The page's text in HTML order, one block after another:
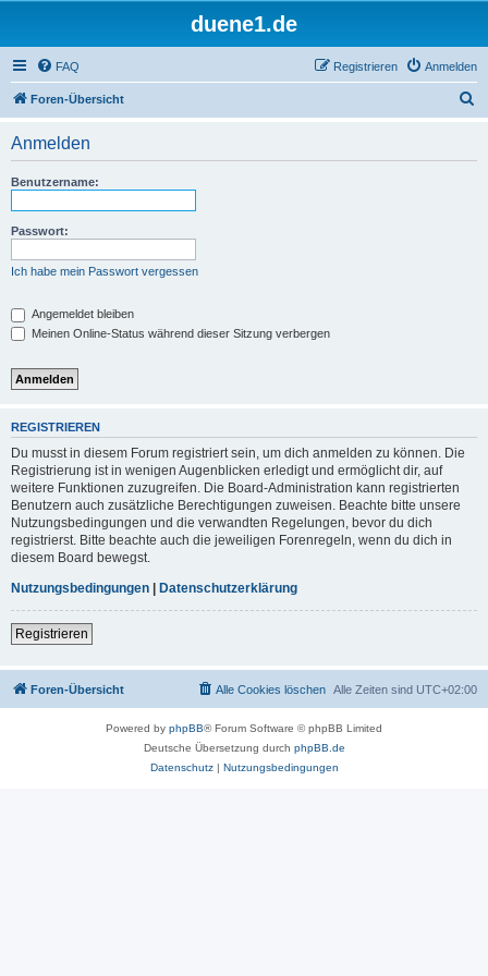
duene1.de
FAQ Anmelden
Registrieren
Foren-Übersicht
Anmelden
Benutzername:
Passwort:
Ich habe mein Passwort vergessen
Angemeldet bleiben
Meinen Online-Status während dieser Sitzung verbergen
REGISTRIEREN
Du musst in diesem Forum registriert sein, um dich anmelden zu können. Die
Registrierung ist in wenigen Augenblicken erledigt und ermöglicht dir, auf
weitere Funktionen zuzugreifen. Die Board-Administration kann registrierten
Benutzern auch zusätzliche Berechtigungen zuweisen. Beachte bitte unsere
Nutzungsbedingungen und die verwandten Regelungen, bevor du dich
registrierst. Bitte beachte auch die jeweiligen Forenregeln, wenn du dich in
diesem Board bewegst.
Nutzungsbedingungen | Datenschutzerklärung
Registrieren
Foren-Übersicht Alle Zeiten sind UTC+02:00
Alle Cookies löschen
Powered by phpBB® Forum Software © phpBB Limited
Deutsche Übersetzung durch phpBB.de
Datenschutz| Nutzungsbedingungen